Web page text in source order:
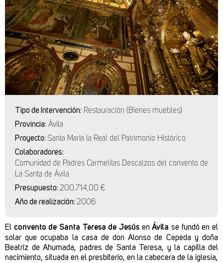
Tipo de Intervención: Restauración (Bienes muebles)
Provincia: Ávila
Proyecto: Santa María la Real del Patrimonio Histórico
Colaboradores:
Comunidad de Padres Carmelitas Descalzos del convento de
La Santa de Ávila
Presupuesto: 200.714,00 €
Año de realización: 2006
El convento de Santa Teresa de Jesús enÁvila se fundó en el
solar que ocupaba la casa de don Alonso de Cepeda y doña
Beatriz de Ahumada, padres de Santa Teresa, y la capilla del
nacimiento, situada en el presbiterio, en la cabecera de la iglesia,